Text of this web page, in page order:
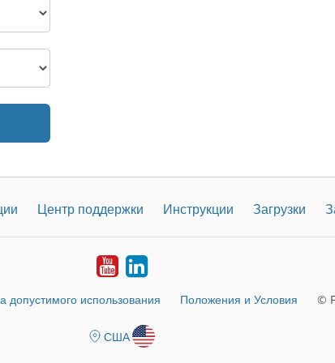
Центр поддержки Инструкции Загрузки
YoutubeLinkedIn
допустимого использования Положения и Условия ©
США